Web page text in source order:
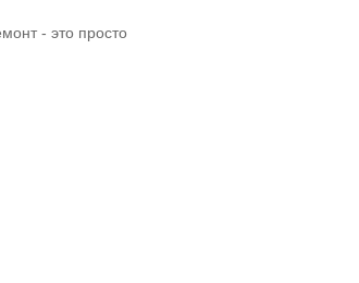
- это просто